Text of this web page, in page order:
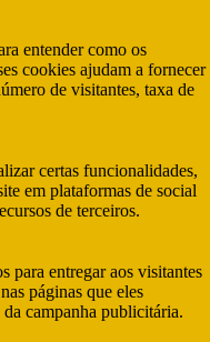
entender como os
cookies ajudam a fornecer
de visitantes, taxa de
certas funcionalidades,
em plataformas de social
de terceiros.
para entregar aos visitantes
páginas que eles
campanha publicitária.
mobile network)